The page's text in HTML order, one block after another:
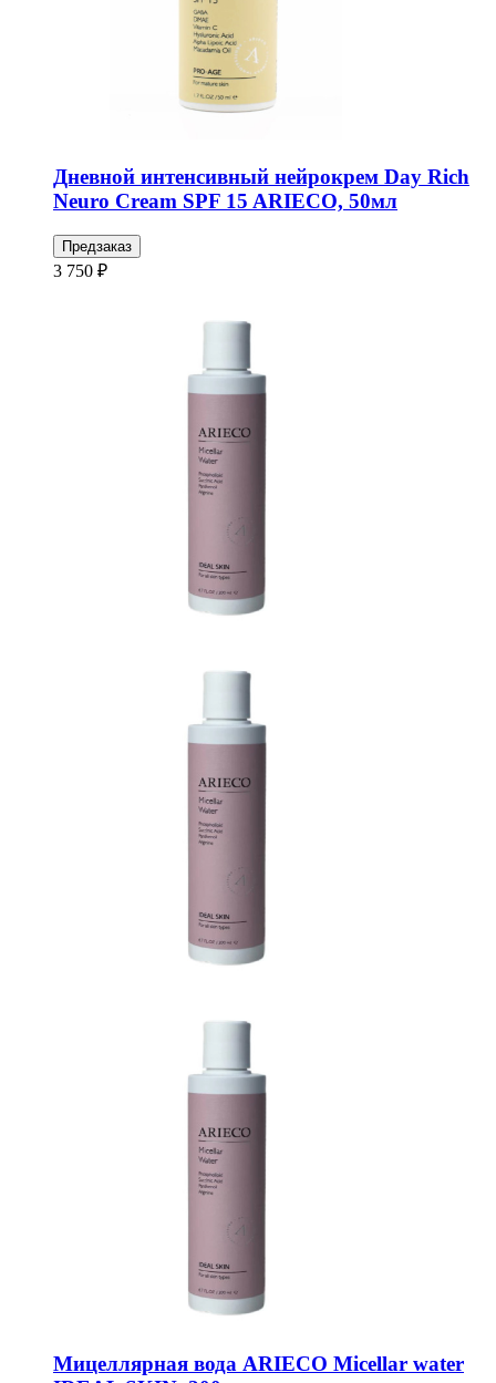
Дневной интенсивный нейрокрем Day Rich
Neuro Cream SPF 15 ARIECO, 50мл
Предзаказ
3 750 ₽
Мицеллярная вода ARIECO Micellar water